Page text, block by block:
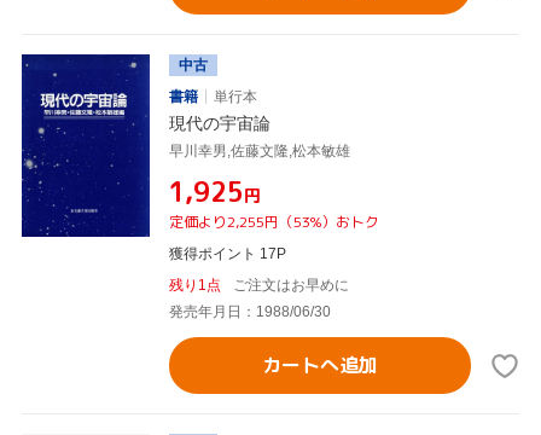
中古
書籍
単行本
現代の宇宙論
早川幸男,佐藤文隆,松本敏雄
¥1,925円
定価より2,255円（53%）おトク
獲得ポイント 17P
残り1点
ご注文はお早めに
発売年月日：1988/06/30
カートへ追加